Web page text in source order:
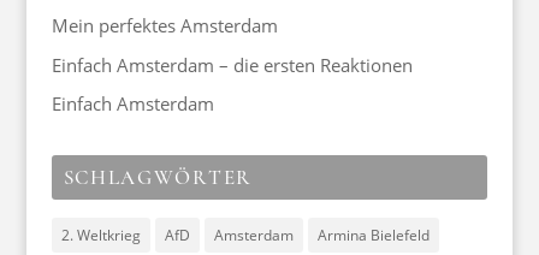
Mein perfektes Amsterdam
Einfach Amsterdam – die ersten Reaktionen
Einfach Amsterdam
SCHLAGWÖRTER
2. Weltkrieg AfD Amsterdam
Armina Bielefeld